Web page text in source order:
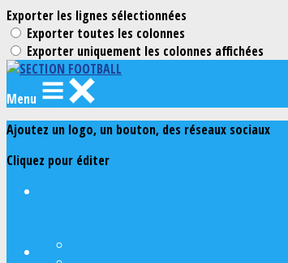
Exporter les lignes sélectionnées
Exporter toutes les colonnes
Exporter uniquement les colonnes affichées
Menu
Ajoutez un logo, un bouton, des réseaux sociaux
Cliquez pour éditer